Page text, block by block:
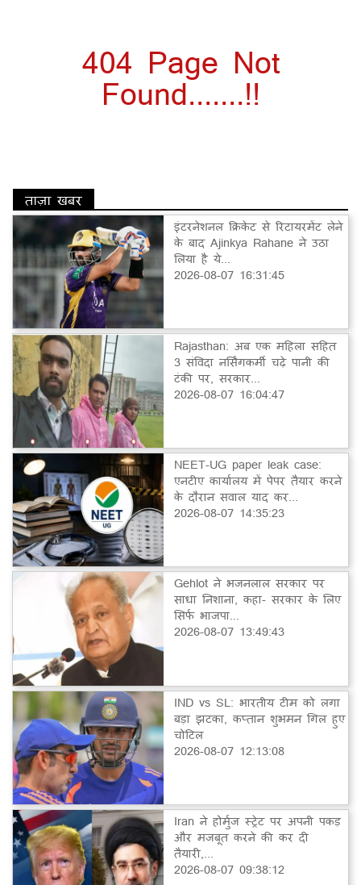
404 Page Not
Found.......!!
ताज़ा खबर
इंटरनेशनल क्रिकेट से रिटायरमेंट लेने
के बाद Ajinkya Rahane ने उठा
लिया है ये...
2026-08-07 16:31:45
Rajasthan: अब एक महिला सहित
3 संविदा नर्सिंगकर्मी चढ़े पानी की
टंकी पर, सरकार...
2026-08-07 16:04:47
NEET-UG paper leak case:
एनटीए कार्यालय में पेपर तैयार करने
के दौरान सवाल याद कर...
2026-08-07 14:35:23
Gehlot ने भजनलाल सरकार पर
साधा निशाना, कहा- सरकार के लिए
सिर्फ भाजपा...
2026-08-07 13:49:43
IND vs SL: भारतीय टीम को लगा
बड़ा झटका, कप्तान शुभमन गिल हुए
चोटिल
2026-08-07 12:13:08
Iran ने होर्मुज स्ट्रेट पर अपनी पकड़
और मजबूत करने की कर दी
तैयारी,...
2026-08-07 09:38:12